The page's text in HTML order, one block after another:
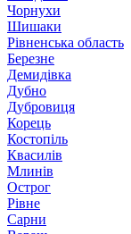
Чорнухи
Шишаки
Рівненська область
Березне
Демидівка
Дубно
Дубровиця
Корець
Костопіль
Квасилів
Млинів
Острог
Рівне
Сарни